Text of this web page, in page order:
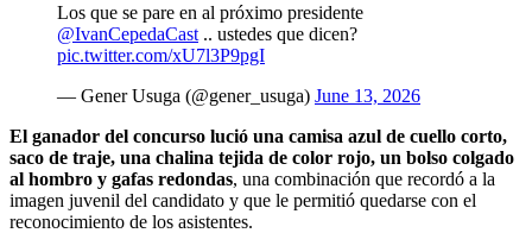
Los que se pare en al próximo presidente
@IvanCepedaCast .. ustedes que dicen?
pic.twitter.com/xU7l3P9pgI
— Gener Usuga (@gener_usuga) June 13, 2026
El ganador del concurso lució una camisa azul de cuello corto,
saco de traje, una chalina tejida de color rojo, un bolso colgado
al hombro y gafas redondas, una combinación que recordó a la
imagen juvenil del candidato y que le permitió quedarse con el
reconocimiento de los asistentes.